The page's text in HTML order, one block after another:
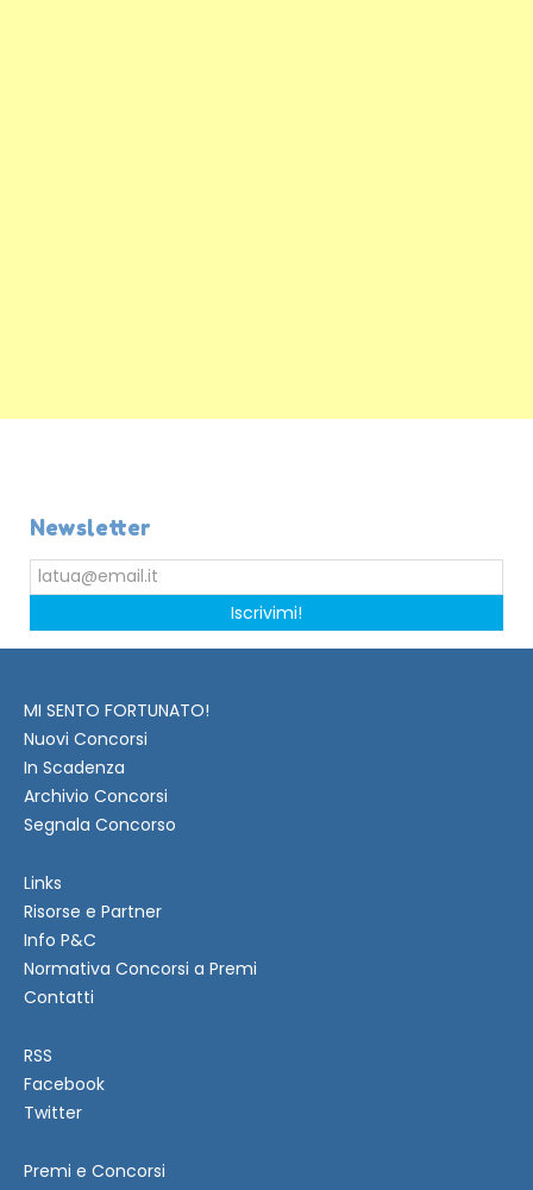
Newsletter
Iscrivimi!
MI SENTO FORTUNATO!
Nuovi Concorsi
In Scadenza
Archivio Concorsi
Segnala Concorso
Links
Risorse e Partner
Info P&C
Normativa Concorsi a Premi
Contatti
RSS
Facebook
Twitter
Premi e Concorsi